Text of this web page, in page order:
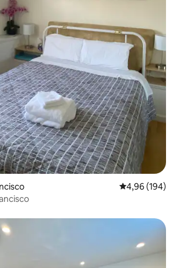
4,96 av 5 i
4,96 (194)